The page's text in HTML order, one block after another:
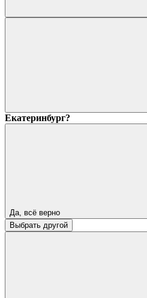
Екатеринбург?
Да, всё верно
Выбрать другой